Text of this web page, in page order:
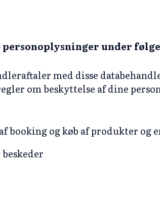
personoplysninger under
med disse
om beskyttelse af dine
booking og køb af produkter og